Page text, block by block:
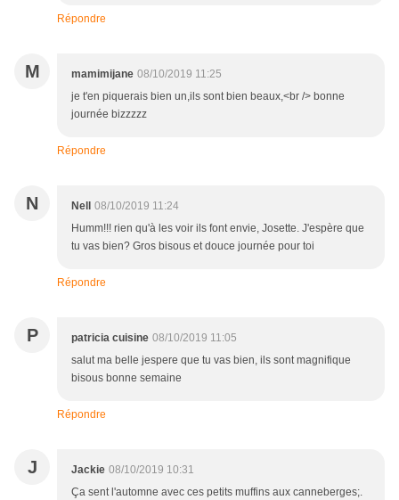
Répondre
M mamimijane 08/10/2019 11:25
je t'en piquerais bien un,ils sont bien beaux,<br /> bonne
journée bizzzzz
Répondre
N Nell
08/10/2019 11:24
Humm!!! rien qu'à les voir ils font envie, Josette. J'espère que
tu vas bien? Gros bisous et douce journée pour toi
Répondre
P patricia cuisine 08/10/2019 11:05
salut ma belle jespere que tu vas bien, ils sont magnifique
bisous bonne semaine
Répondre
J Jackie 08/10/2019 10:31
Ça sent l'automne avec ces petits muffins aux canneberges;.